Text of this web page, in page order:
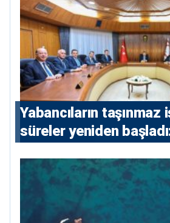
Yabancıların
süreler yeniden
konutlara 36 ay